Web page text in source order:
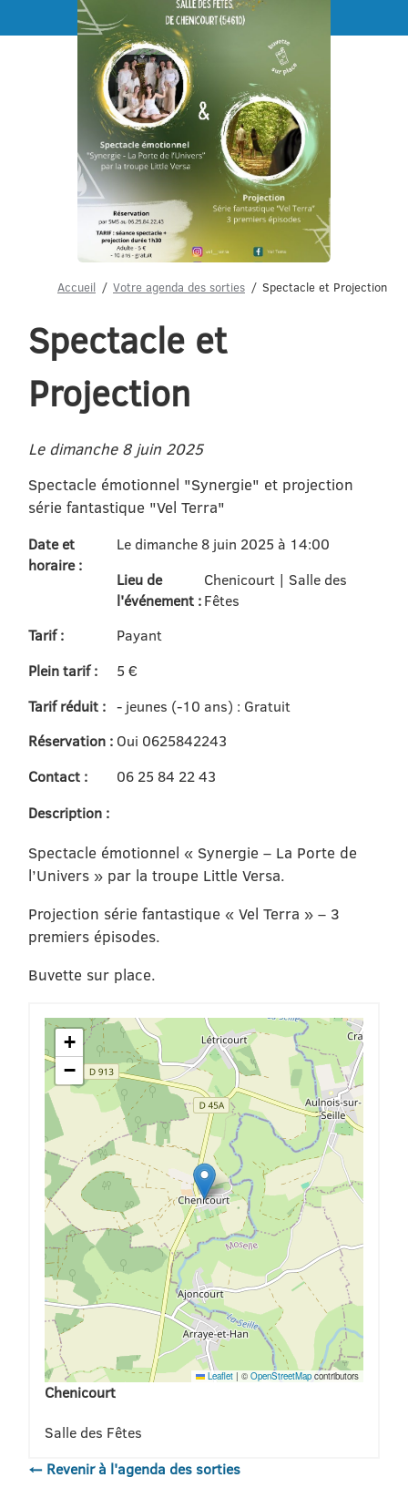
Accueil Votre agenda des sorties Spectacle et Projection
Spectacle et
Projection
Le dimanche 8 juin 2025
Spectacle émotionnel "Synergie" et projection
série fantastique "Vel Terra"
Date et
horaire :
Le dimanche 8 juin 2025 à 14:00
Lieu de
l'événement :
Chenicourt | Salle des
Fêtes
Tarif :
Payant
Plein tarif :
5 €
Tarif réduit : - jeunes (-10 ans) : Gratuit
Réservation : Oui 0625842243
Contact :
06 25 84 22 43
Description :
Spectacle émotionnel « Synergie – La Porte de
l’Univers » par la troupe Little Versa.
Projection série fantastique « Vel Terra » – 3
premiers épisodes.
Buvette sur place.
+
−
Leaflet | ©OpenStreetMap contributors
Chenicourt
Salle des Fêtes
← Revenir à l'agenda des sorties